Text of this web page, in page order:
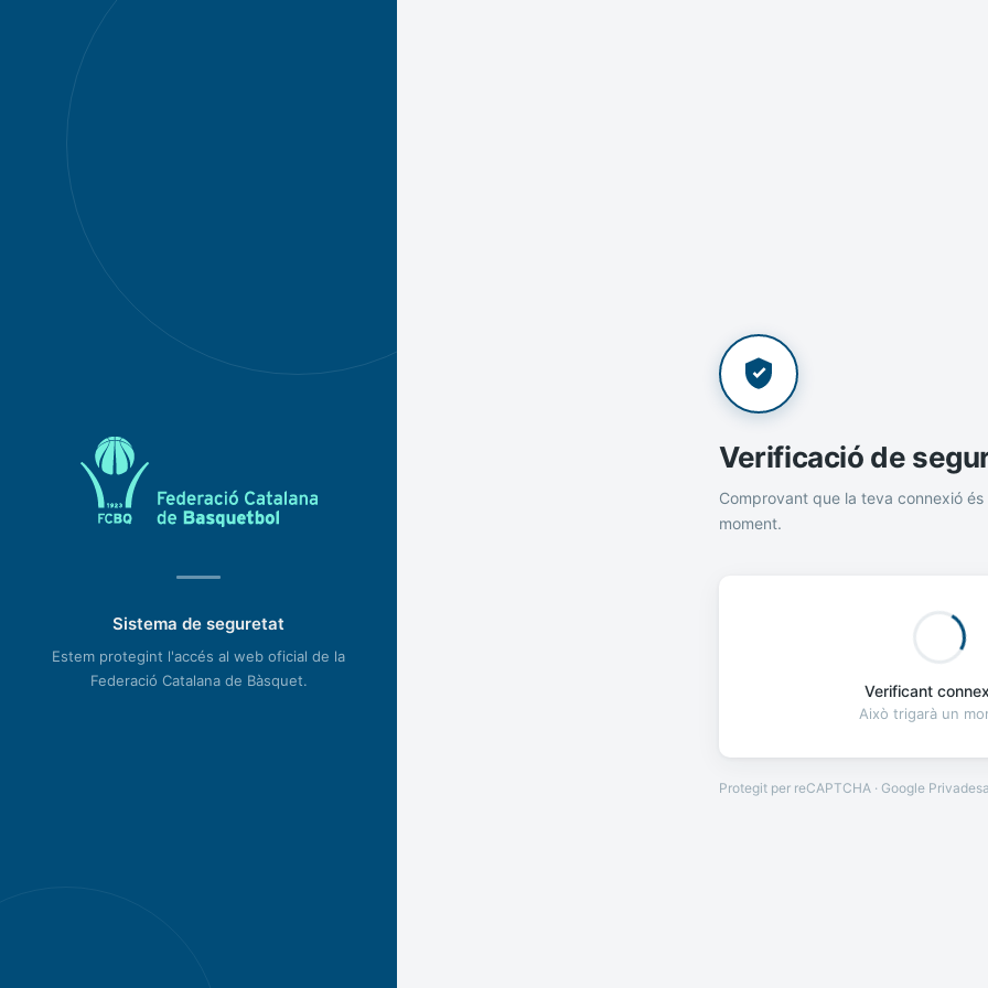
Sistema de seguretat
Estem protegint l'accés al web oficial de la
Federació Catalana de Bàsquet.
Verificació de
Comprovant que la teva connexió és
moment.
Verificant
Això trigarà un
Protegit per reCAPTCHA · Google Privadesa